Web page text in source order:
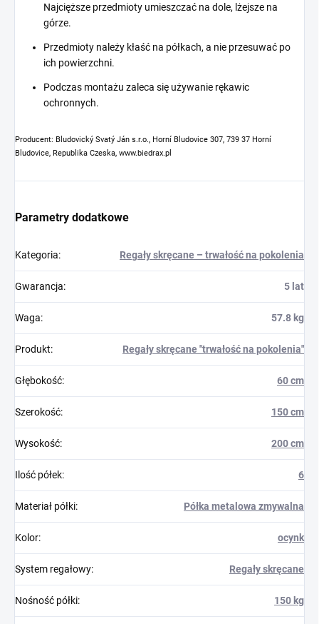
Najcięższe przedmioty umieszczać na dole, lżejsze na
górze.
Przedmioty należy kłaść na półkach, a nie przesuwać po
ich powierzchni.
Podczas montażu zaleca się używanie rękawic
ochronnych.
Producent: Bludovický Svatý Ján s.r.o., Horní Bludovice 307, 739 37 Horní
Bludovice, Republika Czeska, www.biedrax.pl
Parametry dodatkowe
Kategoria: Regały skręcane – trwałość na pokolenia
Gwarancja: 5 lat
Waga: 57.8 kg
Produkt: Regały skręcane "trwałość na pokolenia"
Głębokość: 60 cm
Szerokość: 150 cm
Wysokość: 200 cm
Ilość półek: 6
Materiał półki: Półka metalowa zmywalna
Kolor: ocynk
System regałowy: Regały skręcane
Nośność półki: 150 kg